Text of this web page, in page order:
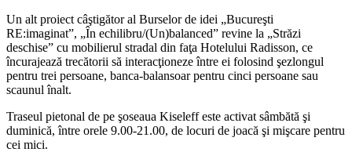
Un alt proiect câştigător al Burselor de idei „Bucureşti
RE:imaginat”, „În echilibru/(Un)balanced” revine la „Străzi
deschise” cu mobilierul stradal din faţa Hotelului Radisson, ce
încurajează trecătorii să interacţioneze între ei folosind şezlongul
pentru trei persoane, banca-balansoar pentru cinci persoane sau
scaunul înalt.
Traseul pietonal de pe şoseaua Kiseleff este activat sâmbătă şi
duminică, între orele 9.00-21.00, de locuri de joacă şi mişcare pentru
cei mici.